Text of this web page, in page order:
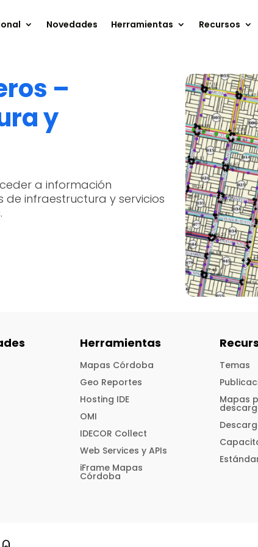
Novedades Herramientas Recursos
–
y
a información
infraestructura y servicios
Herramientas
Mapas Córdoba
Geo Reportes
Hosting IDE
OMI
IDECOR Collect
Web Services y APIs
iFrame Mapas
Córdoba
Temas
Mapas